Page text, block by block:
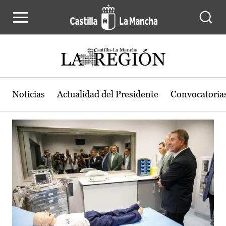
Actualidad de la región de Castilla-
Noticias Actualidad del Presidente